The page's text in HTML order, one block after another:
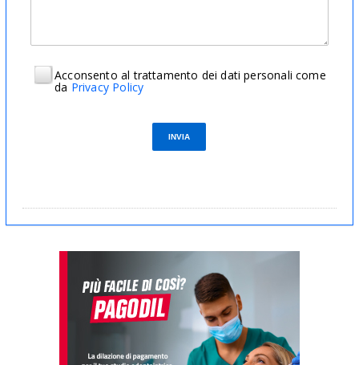
Acconsento al trattamento dei dati personali come
da Privacy Policy